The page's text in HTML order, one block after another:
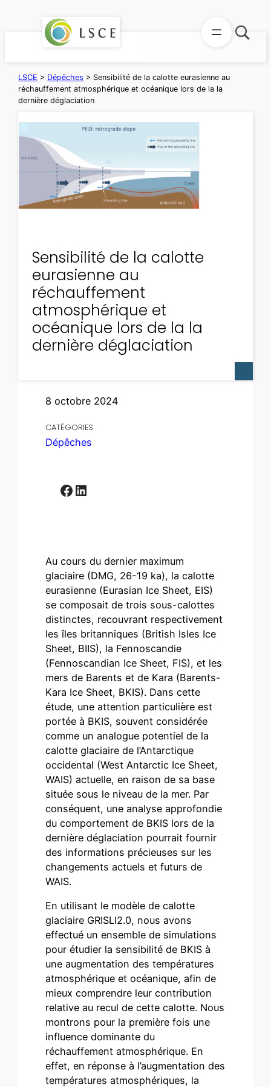
LSCE > Dépêches > Sensibilité de la calotte eurasienne au
réchauffement atmosphérique et océanique lors de la la
dernière déglaciation
Sensibilité de la calotte
eurasienne au
réchauffement
atmosphérique et
océanique lors de la la
dernière déglaciation
8 octobre 2024
CATÉGORIES
Dépêches
Facebook LinkedIn
Au cours du dernier maximum
glaciaire (DMG, 26-19 ka), la calotte
eurasienne (Eurasian Ice Sheet, EIS)
se composait de trois sous-calottes
distinctes, recouvrant respectivement
les îles britanniques (British Isles Ice
Sheet, BIIS), la Fennoscandie
(Fennoscandian Ice Sheet, FIS), et les
mers de Barents et de Kara (Barents-
Kara Ice Sheet, BKIS). Dans cette
étude, une attention particulière est
portée à BKIS, souvent considérée
comme un analogue potentiel de la
calotte glaciaire de l’Antarctique
occidental (West Antarctic Ice Sheet,
WAIS) actuelle, en raison de sa base
située sous le niveau de la mer. Par
conséquent, une analyse approfondie
du comportement de BKIS lors de la
dernière déglaciation pourrait fournir
des informations précieuses sur les
changements actuels et futurs de
WAIS.
En utilisant le modèle de calotte
glaciaire GRISLI2.0, nous avons
effectué un ensemble de simulations
pour étudier la sensibilité de BKIS à
une augmentation des températures
atmosphérique et océanique, afin de
mieux comprendre leur contribution
relative au recul de cette calotte. Nous
montrons pour la première fois une
influence dominante du
réchauffement atmosphérique. En
effet, en réponse à l’augmentation des
températures atmosphériques, la